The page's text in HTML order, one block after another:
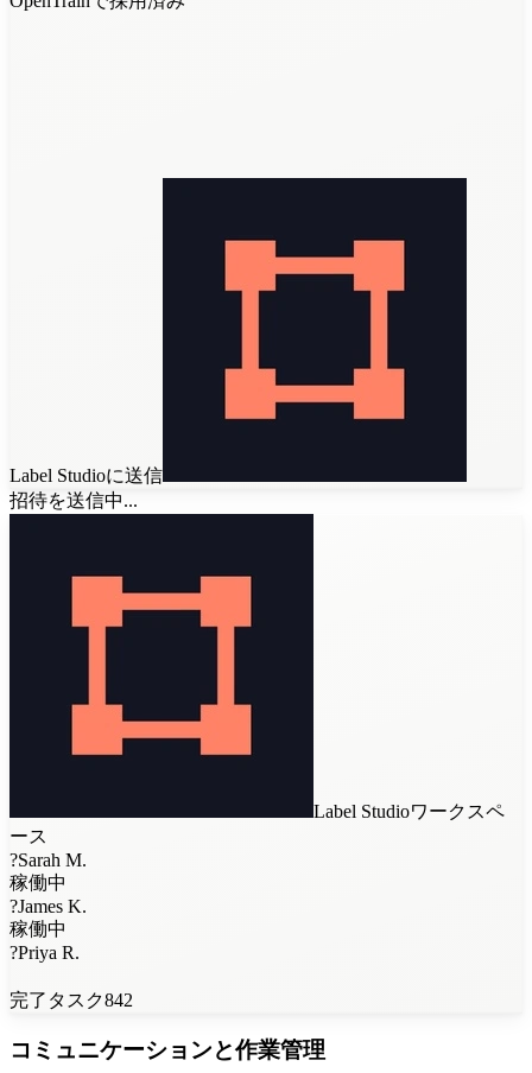
Label Studioに送信
招待を送信中...
Label Studioワークスペ
ース
?Sarah M.
稼働中
?James K.
稼働中
?Priya R.
完了タスク842
コミュニケーションと作業管理